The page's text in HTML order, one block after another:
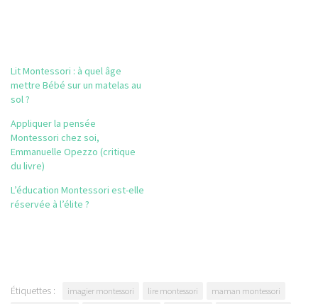
Lit Montessori : à quel âge
mettre Bébé sur un matelas au
sol ?
Appliquer la pensée
Montessori chez soi,
Emmanuelle Opezzo (critique
du livre)
L’éducation Montessori est-elle
réservée à l’élite ?
Étiquettes : imagier montessori lire montessori
maman montessori